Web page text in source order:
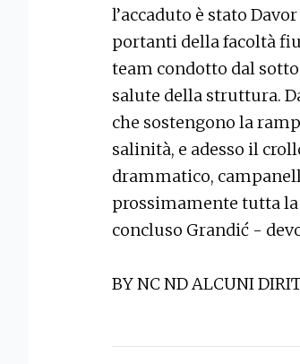
l’accaduto è stato
portanti della facoltà
team condotto dal
salute della struttura.
che sostengono la
salinità, e adesso il
drammatico,
prossimamente tutta
concluso Grandić -
BY NC ND ALCUNI